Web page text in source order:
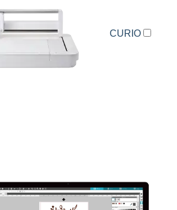
CURIO